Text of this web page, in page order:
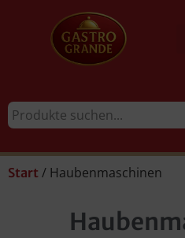
Start / Haubenmaschinen